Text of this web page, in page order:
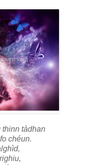
tàdhan
chéun.